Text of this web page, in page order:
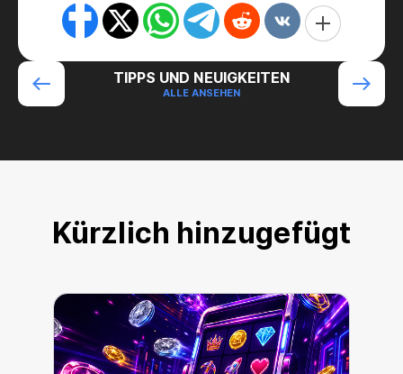
TIPPS UND NEUIGKEITEN
ALLE ANSEHEN
Kürzlich hinzugefügt